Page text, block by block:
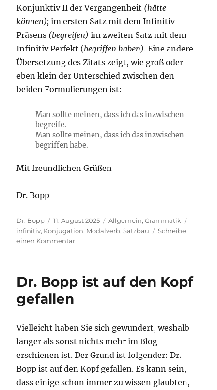
Konjunktiv II der Vergangenheit (hätte
können);im ersten Satz mit dem Infinitiv
Präsens (begreifen) im zweiten Satz mit dem
Infinitiv Perfekt (begriffen haben). Eine andere
Übersetzung des Zitats zeigt, wie groß oder
eben klein der Unterschied zwischen den
beiden Formulierungen ist:
Man sollte meinen, dass ich das inzwischen
begreife.
Man sollte meinen, dass ich das inzwischen
begriffen habe.
Mit freundlichen Grüßen
Dr. Bopp
Autor
Dr. Bopp
Veröffentlicht
am
11. August 2025 Kategorien
Allgemein,Grammatik
infinitiv, Konjugation, Modalverb,Satzbau
Schreibe
einen Kommentarzu
begreifen
können?
Dr. Bopp ist auf den Kopf
gefallen
Vielleicht haben Sie sich gewundert, weshalb
länger als sonst nichts mehr im Blog
erschienen ist. Der Grund ist folgender: Dr.
Bopp ist auf den Kopf gefallen. Es kann sein,
dass einige schon immer zu wissen glaubten,